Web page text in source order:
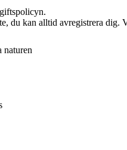
du kan alltid avregistrera dig.
naturen